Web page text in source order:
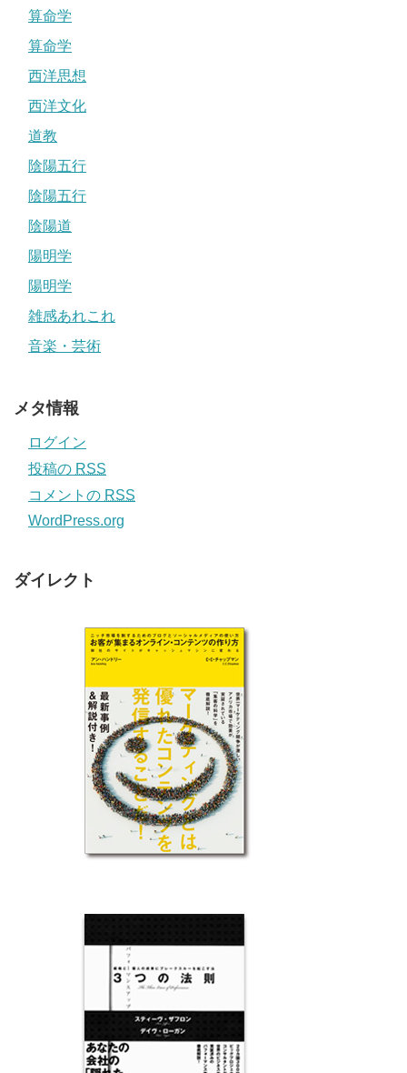
算命学
算命学
西洋思想
西洋文化
道教
陰陽五行
陰陽五行
陰陽道
陽明学
陽明学
雑感あれこれ
音楽・芸術
メタ情報
ログイン
投稿の RSS
コメントの RSS
WordPress.org
ダイレクト